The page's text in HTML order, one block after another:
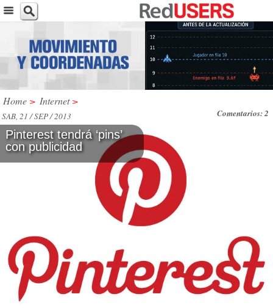
Home > Internet >
Comentarios: 2
SAB, 21 / SEP / 2013
Pinterest tendrá ‘pins’
con publicidad